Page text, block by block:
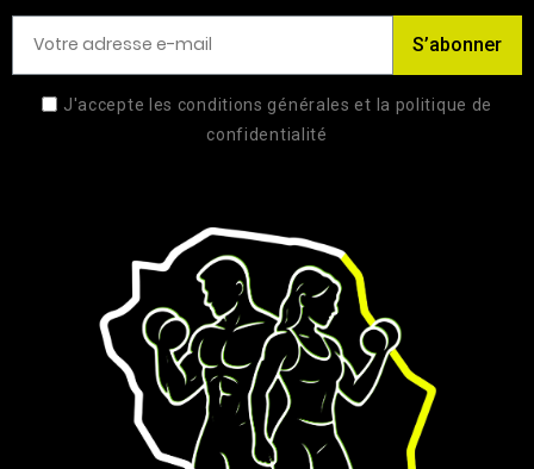
S’abonner
J'accepte les conditions générales et la politique de
confidentialité